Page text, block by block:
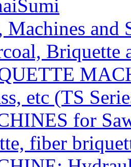
Machines and
Briquette
etc (TS
for
fiber